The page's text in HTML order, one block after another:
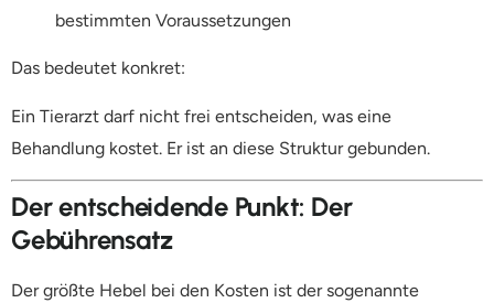
bestimmten Voraussetzungen
Das bedeutet konkret:
Ein Tierarzt darf nicht frei entscheiden, was eine
Behandlung kostet. Er ist an diese Struktur gebunden.
Der entscheidende Punkt: Der
Gebührensatz
Der größte Hebel bei den Kosten ist der sogenannte